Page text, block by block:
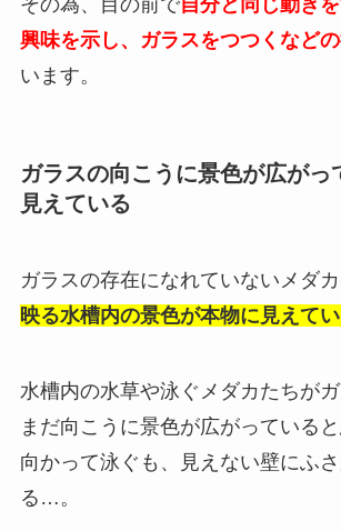
興味を示し、ガラスをつつくなど
います。
ガラスの向こうに景色が広がっ
見えている
ガラスの存在になれていないメダカ
映る水槽内の景色が本物に見えてい
水槽内の水草や泳ぐメダカたちがガ
まだ向こうに景色が広がっている
向かって泳ぐも、見えない壁にふ
る…。